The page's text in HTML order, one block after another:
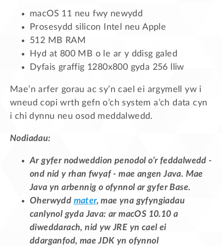
macOS 11 neu fwy newydd
Prosesydd silicon Intel neu Apple
512 MB RAM
Hyd at 800 MB o le ar y ddisg galed
Dyfais graffig 1280x800 gyda 256 lliw
Mae’n arfer gorau ac sy’n cael ei argymell yw i
wneud copi wrth gefn o’ch system a’ch data cyn
i chi dynnu neu osod meddalwedd.
Nodiadau:
Ar gyfer nodweddion penodol o’r feddalwedd -
ond nid y rhan fwyaf - mae angen Java. Mae
Java yn arbennig o ofynnol ar gyfer Base.
Oherwydd mater, mae yna gyfyngiadau
canlynol gyda Java: ar macOS 10.10 a
diweddarach, nid yw JRE yn cael ei
ddarganfod, mae JDK yn ofynnol